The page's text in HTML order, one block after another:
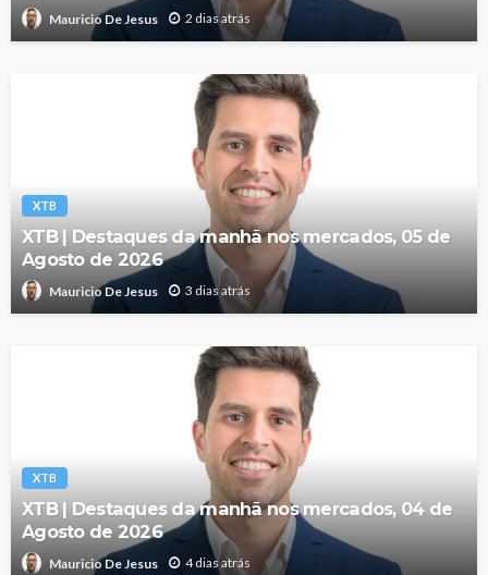
Mauricio De Jesus 2 dias atrás
XTB
XTB | Destaques da manhã nos mercados, 05 de
Agosto de 2026
Mauricio De Jesus 3 dias atrás
XTB
XTB | Destaques da manhã nos mercados, 04 de
Agosto de 2026
Mauricio De Jesus 4 dias atrás